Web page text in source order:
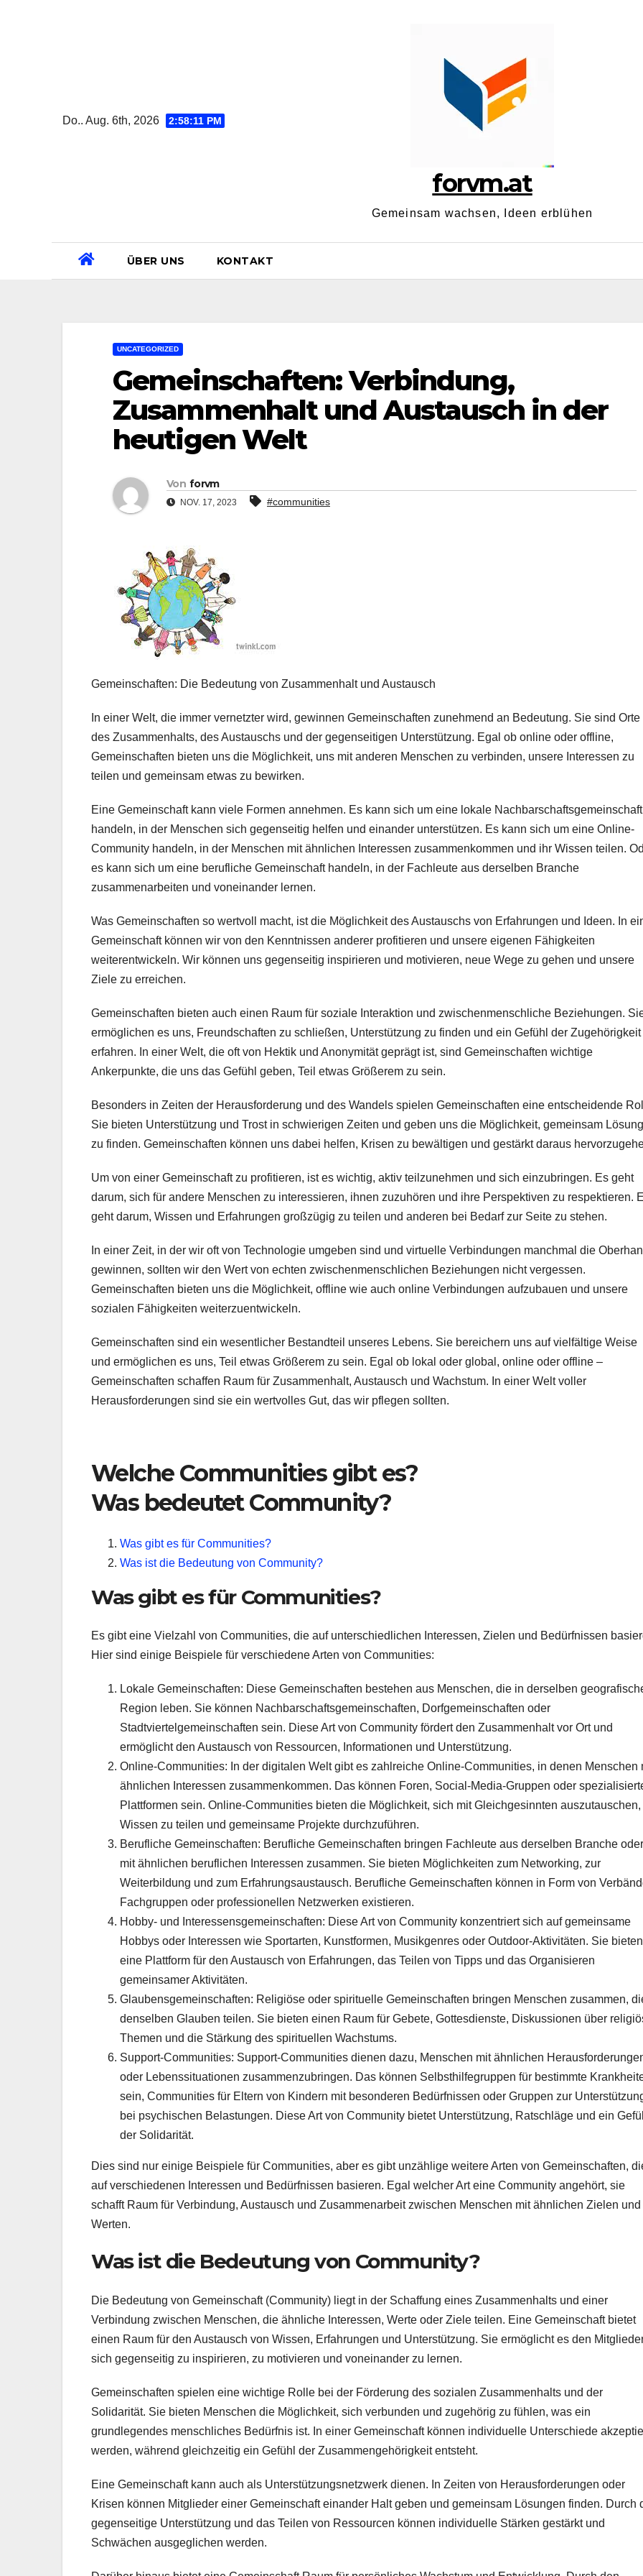
Do.. Aug. 6th, 2026 2:58:12 PM
forvm.at
Gemeinsam wachsen, Ideen erblühen
ÜBER UNS KONTAKT
UNCATEGORIZED
Gemeinschaften: Verbindung,
Zusammenhalt und Austausch in der
heutigen Welt
Von forvm
NOV. 17, 2023 #communities
Gemeinschaften: Die Bedeutung von Zusammenhalt und Austausch
In einer Welt, die immer vernetzter wird, gewinnen Gemeinschaften zunehmend an Bedeutung. Sie sind Orte
des Zusammenhalts, des Austauschs und der gegenseitigen Unterstützung. Egal ob online oder offline,
Gemeinschaften bieten uns die Möglichkeit, uns mit anderen Menschen zu verbinden, unsere Interessen zu
teilen und gemeinsam etwas zu bewirken.
Eine Gemeinschaft kann viele Formen annehmen. Es kann sich um eine lokale Nachbarschaftsgemeinschaft
handeln, in der Menschen sich gegenseitig helfen und einander unterstützen. Es kann sich um eine Online-
Community handeln, in der Menschen mit ähnlichen Interessen zusammenkommen und ihr Wissen teilen.
es kann sich um eine berufliche Gemeinschaft handeln, in der Fachleute aus derselben Branche
zusammenarbeiten und voneinander lernen.
Was Gemeinschaften so wertvoll macht, ist die Möglichkeit des Austauschs von Erfahrungen und Ideen. In
Gemeinschaft können wir von den Kenntnissen anderer profitieren und unsere eigenen Fähigkeiten
weiterentwickeln. Wir können uns gegenseitig inspirieren und motivieren, neue Wege zu gehen und unsere
Ziele zu erreichen.
Gemeinschaften bieten auch einen Raum für soziale Interaktion und zwischenmenschliche Beziehungen.
ermöglichen es uns, Freundschaften zu schließen, Unterstützung zu finden und ein Gefühl der Zugehörigkeit
erfahren. In einer Welt, die oft von Hektik und Anonymität geprägt ist, sind Gemeinschaften wichtige
Ankerpunkte, die uns das Gefühl geben, Teil etwas Größerem zu sein.
Besonders in Zeiten der Herausforderung und des Wandels spielen Gemeinschaften eine entscheidende
Sie bieten Unterstützung und Trost in schwierigen Zeiten und geben uns die Möglichkeit, gemeinsam
zu finden. Gemeinschaften können uns dabei helfen, Krisen zu bewältigen und gestärkt daraus
Um von einer Gemeinschaft zu profitieren, ist es wichtig, aktiv teilzunehmen und sich einzubringen. Es geht
darum, sich für andere Menschen zu interessieren, ihnen zuzuhören und ihre Perspektiven zu respektieren.
geht darum, Wissen und Erfahrungen großzügig zu teilen und anderen bei Bedarf zur Seite zu stehen.
In einer Zeit, in der wir oft von Technologie umgeben sind und virtuelle Verbindungen manchmal die
gewinnen, sollten wir den Wert von echten zwischenmenschlichen Beziehungen nicht vergessen.
Gemeinschaften bieten uns die Möglichkeit, offline wie auch online Verbindungen aufzubauen und unsere
sozialen Fähigkeiten weiterzuentwickeln.
Gemeinschaften sind ein wesentlicher Bestandteil unseres Lebens. Sie bereichern uns auf vielfältige Weise
und ermöglichen es uns, Teil etwas Größerem zu sein. Egal ob lokal oder global, online oder offline –
Gemeinschaften schaffen Raum für Zusammenhalt, Austausch und Wachstum. In einer Welt voller
Herausforderungen sind sie ein wertvolles Gut, das wir pflegen sollten.
Welche Communities gibt es?
Was bedeutet Community?
Was gibt es für Communities?
Was ist die Bedeutung von Community?
Was gibt es für Communities?
Es gibt eine Vielzahl von Communities, die auf unterschiedlichen Interessen, Zielen und Bedürfnissen
Hier sind einige Beispiele für verschiedene Arten von Communities:
Lokale Gemeinschaften: Diese Gemeinschaften bestehen aus Menschen, die in derselben
Region leben. Sie können Nachbarschaftsgemeinschaften, Dorfgemeinschaften oder
Stadtviertelgemeinschaften sein. Diese Art von Community fördert den Zusammenhalt vor Ort und
ermöglicht den Austausch von Ressourcen, Informationen und Unterstützung.
Online-Communities: In der digitalen Welt gibt es zahlreiche Online-Communities, in denen Menschen
ähnlichen Interessen zusammenkommen. Das können Foren, Social-Media-Gruppen oder
Plattformen sein. Online-Communities bieten die Möglichkeit, sich mit Gleichgesinnten auszutauschen,
Wissen zu teilen und gemeinsame Projekte durchzuführen.
Berufliche Gemeinschaften: Berufliche Gemeinschaften bringen Fachleute aus derselben Branche oder
mit ähnlichen beruflichen Interessen zusammen. Sie bieten Möglichkeiten zum Networking, zur
Weiterbildung und zum Erfahrungsaustausch. Berufliche Gemeinschaften können in Form von
Fachgruppen oder professionellen Netzwerken existieren.
Hobby- und Interessensgemeinschaften: Diese Art von Community konzentriert sich auf gemeinsame
Hobbys oder Interessen wie Sportarten, Kunstformen, Musikgenres oder Outdoor-Aktivitäten. Sie bieten
eine Plattform für den Austausch von Erfahrungen, das Teilen von Tipps und das Organisieren
gemeinsamer Aktivitäten.
Glaubensgemeinschaften: Religiöse oder spirituelle Gemeinschaften bringen Menschen zusammen,
denselben Glauben teilen. Sie bieten einen Raum für Gebete, Gottesdienste, Diskussionen über
Themen und die Stärkung des spirituellen Wachstums.
Support-Communities: Support-Communities dienen dazu, Menschen mit ähnlichen
oder Lebenssituationen zusammenzubringen. Das können Selbsthilfegruppen für bestimmte
sein, Communities für Eltern von Kindern mit besonderen Bedürfnissen oder Gruppen zur
bei psychischen Belastungen. Diese Art von Community bietet Unterstützung, Ratschläge und ein
der Solidarität.
Dies sind nur einige Beispiele für Communities, aber es gibt unzählige weitere Arten von Gemeinschaften,
auf verschiedenen Interessen und Bedürfnissen basieren. Egal welcher Art eine Community angehört, sie
schafft Raum für Verbindung, Austausch und Zusammenarbeit zwischen Menschen mit ähnlichen Zielen und
Werten.
Was ist die Bedeutung von Community?
Die Bedeutung von Gemeinschaft (Community) liegt in der Schaffung eines Zusammenhalts und einer
Verbindung zwischen Menschen, die ähnliche Interessen, Werte oder Ziele teilen. Eine Gemeinschaft bietet
einen Raum für den Austausch von Wissen, Erfahrungen und Unterstützung. Sie ermöglicht es den
sich gegenseitig zu inspirieren, zu motivieren und voneinander zu lernen.
Gemeinschaften spielen eine wichtige Rolle bei der Förderung des sozialen Zusammenhalts und der
Solidarität. Sie bieten Menschen die Möglichkeit, sich verbunden und zugehörig zu fühlen, was ein
grundlegendes menschliches Bedürfnis ist. In einer Gemeinschaft können individuelle Unterschiede
werden, während gleichzeitig ein Gefühl der Zusammengehörigkeit entsteht.
Eine Gemeinschaft kann auch als Unterstützungsnetzwerk dienen. In Zeiten von Herausforderungen oder
Krisen können Mitglieder einer Gemeinschaft einander Halt geben und gemeinsam Lösungen finden. Durch
gegenseitige Unterstützung und das Teilen von Ressourcen können individuelle Stärken gestärkt und
Schwächen ausgeglichen werden.